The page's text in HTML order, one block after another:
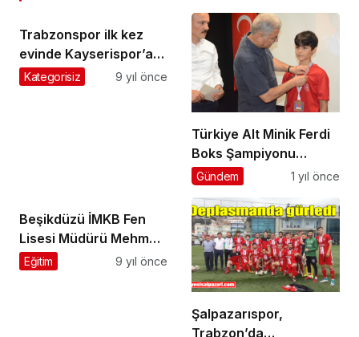
Trabzonspor ilk kez
evinde Kayserispor’a
yenildi
Kategorisiz 9 yıl önce
Türkiye Alt Minik Ferdi
Boks Şampiyonu
Ahmet Seha Özendi’ye
Gündem 1 yıl önce
Beşikdüzü İMKB Fen
Lisesi Müdürü Mehmet
Halcı’yı ziyaret ettik
Eğitim 9 yıl önce
Şalpazarıspor,
Trabzon’da